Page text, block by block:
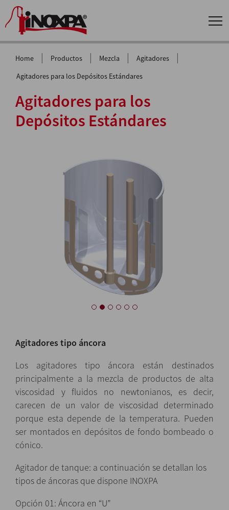
Home | Productos | Mezcla | Agitadores |
Agitadores para los Depósitos Estándares
Agitadores para los
Depósitos Estándares
Agitadores tipo áncora
Los agitadores tipo áncora están destinados
principalmente a la mezcla de productos de alta
viscosidad y fluidos no newtonianos, es decir,
carecen de un valor de viscosidad determinado
porque esta depende de la temperatura. Pueden
ser montados en depósitos de fondo bombeado o
cónico.
Agitador de tanque: a continuación se detallan los
tipos de áncoras que dispone INOXPA
Opción 01: Áncora en “U”